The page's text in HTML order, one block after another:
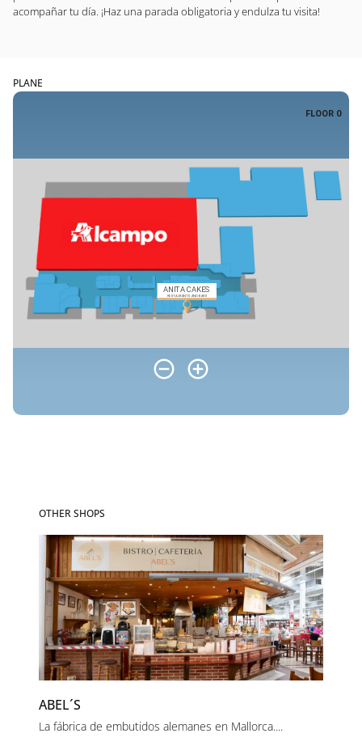
acompañar tu día. ¡Haz una parada obligatoria y endulza tu visita!
PLANE
OTHER SHOPS
ABEL´S
La fábrica de embutidos alemanes en Mallorca....